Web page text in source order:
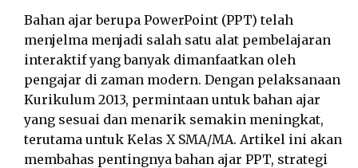
Bahan ajar berupa PowerPoint (PPT) telah
menjelma menjadi salah satu alat pembelajaran
interaktif yang banyak dimanfaatkan oleh
pengajar di zaman modern. Dengan pelaksanaan
Kurikulum 2013, permintaan untuk bahan ajar
yang sesuai dan menarik semakin meningkat,
terutama untuk Kelas X SMA/MA. Artikel ini akan
membahas pentingnya bahan ajar PPT, strategi